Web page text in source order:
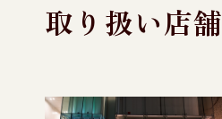
取り扱い店舗